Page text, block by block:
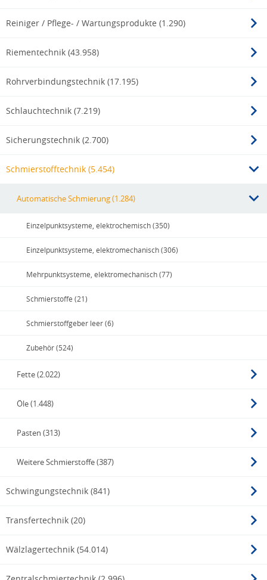
Reiniger / Pflege- / Wartungsprodukte (1.290)
Riementechnik (43.958)
Rohrverbindungstechnik (17.195)
Schlauchtechnik (7.219)
Sicherungstechnik (2.700)
Schmierstofftechnik (5.454)
Automatische Schmierung (1.284)
Einzelpunktsysteme, elektrochemisch (350)
Einzelpunktsysteme, elektromechanisch (306)
Mehrpunktsysteme, elektromechanisch (77)
Schmierstoffe (21)
Schmierstoffgeber leer (6)
Zubehör (524)
Fette (2.022)
Öle (1.448)
Pasten (313)
Weitere Schmierstoffe (387)
Schwingungstechnik (841)
Transfertechnik (20)
Wälzlagertechnik (54.014)